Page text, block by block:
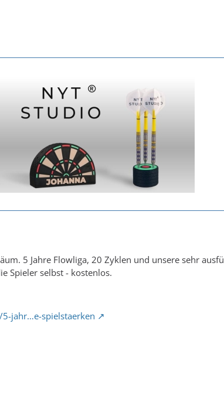
5 Jahre Flowliga, 20 Zyklen und unsere sehr
Spieler selbst - kostenlos.
jahr…e-spielstaerken